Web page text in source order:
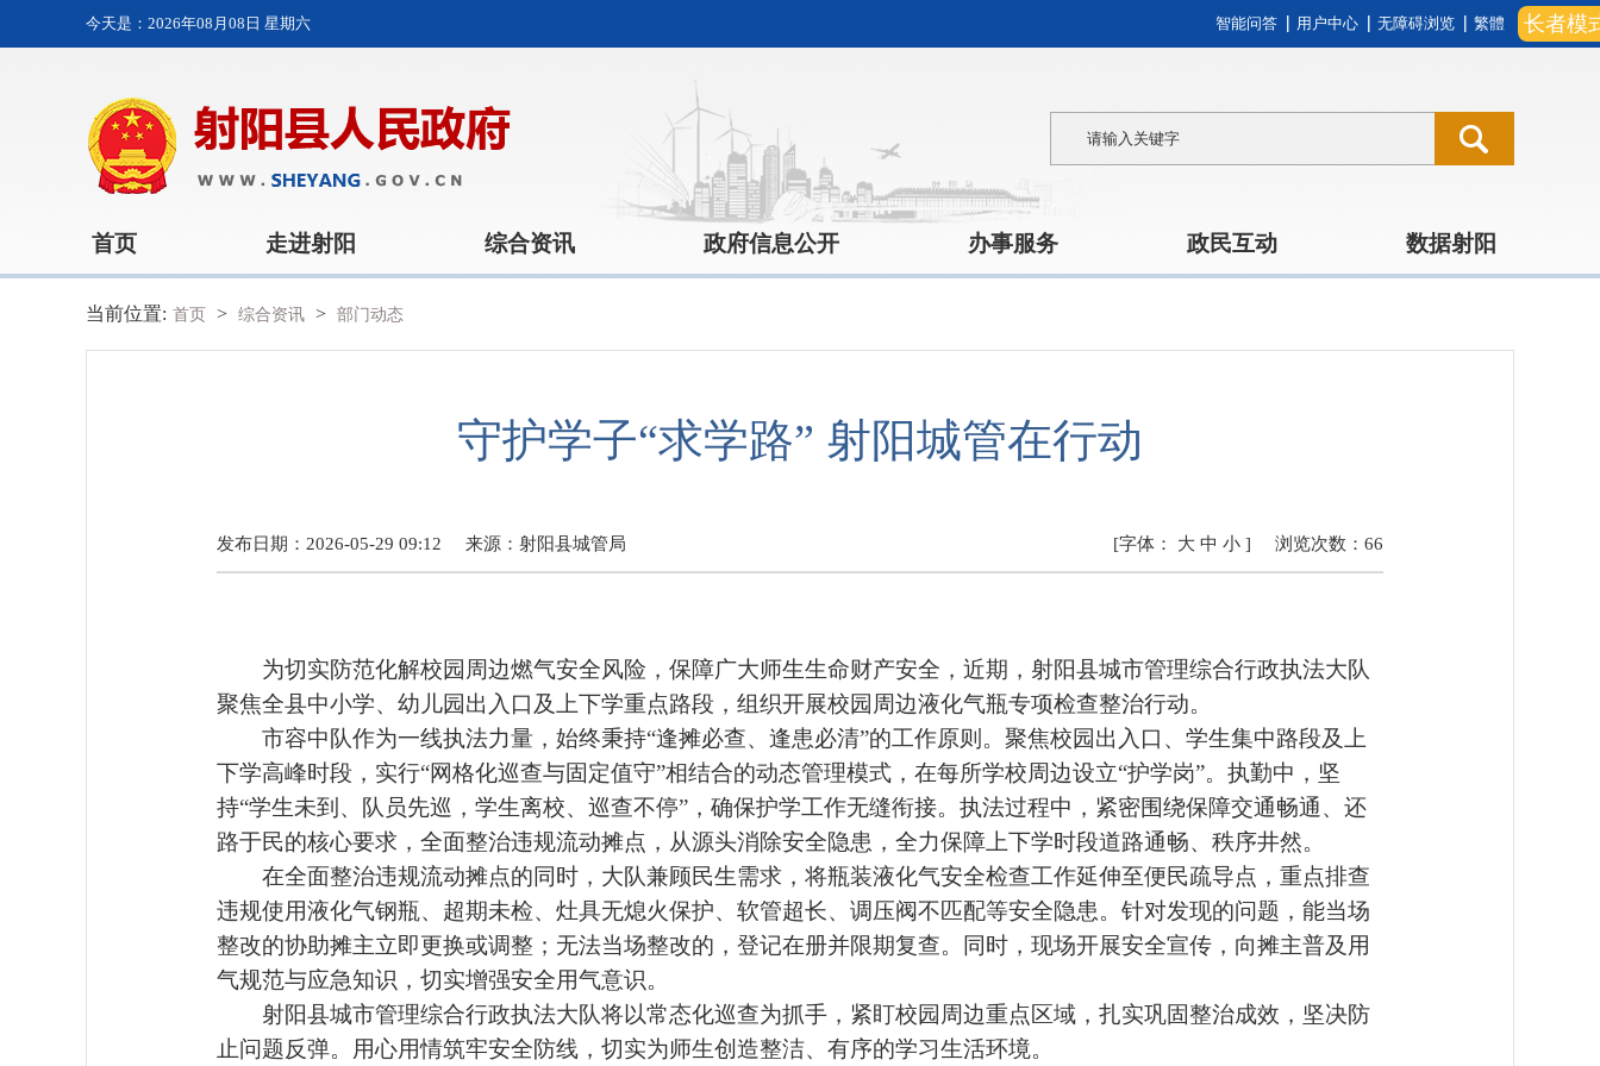
长者模
今天是： 2026年08月08日 星期六 智能问答 用户中心 无障碍浏览 繁體
首页 走进射阳 综合资讯 政府信息公开 办事服务 政民互动 数据射阳
当前位置: 首页 > 综合资讯 > 部门动态
守护学子“求学路” 射阳城管在行动
发布日期：2026-05-29 09:12 来源： 射阳县城管局 浏览次数： 66
[字体： 大 中 小 ]
为切实防范化解校园周边燃气安全风险，保障广大师生生命财产安全，近期，射阳县城市管理综合行政执法大队
聚焦全县中小学、幼儿园出入口及上下学重点路段，组织开展校园周边液化气瓶专项检查整治行动。
市容中队作为一线执法力量，始终秉持“逢摊必查、逢患必清”的工作原则。聚焦校园出入口、学生集中路段及上
下学高峰时段，实行“网格化巡查与固定值守”相结合的动态管理模式，在每所学校周边设立“护学岗”。执勤中，坚
持“学生未到、队员先巡，学生离校、巡查不停” ，确保护学工作无缝衔接。执法过程中，紧密围绕保障交通畅通、还
路于民的核心要求，全面整治违规流动摊点，从源头消除安全隐患，全力保障上下学时段道路通畅、秩序井然。
在全面整治违规流动摊点的同时，大队兼顾民生需求，将瓶装液化气安全检查工作延伸至便民疏导点，重点排查
违规使用液化气钢瓶、超期未检、灶具无熄火保护、软管超长、调压阀不匹配等安全隐患。针对发现的问题，能当场
整改的协助摊主立即更换或调整；无法当场整改的，登记在册并限期复查。同时，现场开展安全宣传，向摊主普及用
气规范与应急知识，切实增强安全用气意识。
射阳县城市管理综合行政执法大队将以常态化巡查为抓手，紧盯校园周边重点区域，扎实巩固整治成效，坚决防
止问题反弹。用心用情筑牢安全防线，切实为师生创造整洁、有序的学习生活环境。